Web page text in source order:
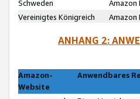
Schweden
Amazon
Vereinigtes Königreich
Amazon
ANHANG 2:
Amazon-
Website
Anwendbares